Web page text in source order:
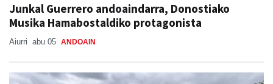
Junkal Guerrero andoaindarra, Donostiako
Musika Hamabostaldiko protagonista
Aiurri abu 05 ANDOAIN